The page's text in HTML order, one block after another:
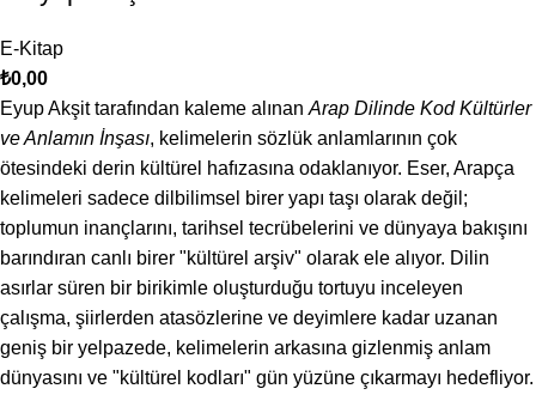
E-Kitap
₺0,00
Eyup Akşit tarafından kaleme alınan Arap Dilinde Kod Kültürler
ve Anlamın İnşası, kelimelerin sözlük anlamlarının çok
ötesindeki derin kültürel hafızasına odaklanıyor. Eser, Arapça
kelimeleri sadece dilbilimsel birer yapı taşı olarak değil;
toplumun inançlarını, tarihsel tecrübelerini ve dünyaya bakışını
barındıran canlı birer "kültürel arşiv" olarak ele alıyor. Dilin
asırlar süren bir birikimle oluşturduğu tortuyu inceleyen
çalışma, şiirlerden atasözlerine ve deyimlere kadar uzanan
geniş bir yelpazede, kelimelerin arkasına gizlenmiş anlam
dünyasını ve "kültürel kodları" gün yüzüne çıkarmayı hedefliyor.